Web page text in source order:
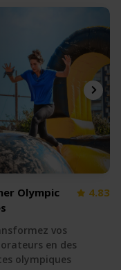
Olympic
4.83
vos
en des
olympiques